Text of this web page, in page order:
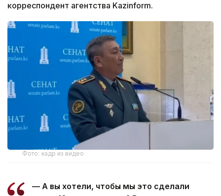
корреспондент агентства Kazinform.
Фото: кадр из видео
— А вы хотели, чтобы мы это сделали